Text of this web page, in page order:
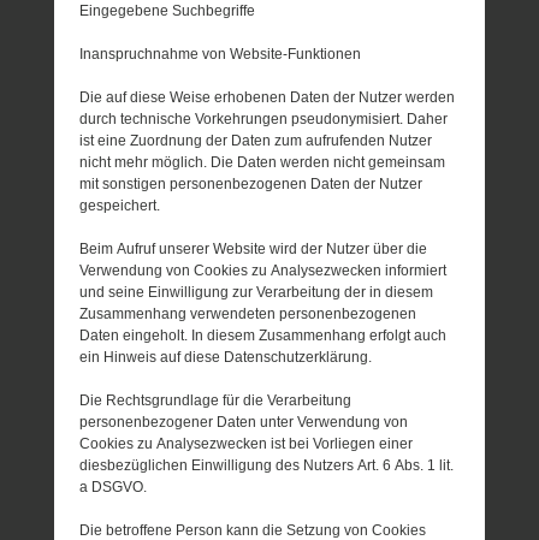
Eingegebene Suchbegriffe
Inanspruchnahme von Website-Funktionen
Die auf diese Weise erhobenen Daten der Nutzer werden
durch technische Vorkehrungen pseudonymisiert. Daher
ist eine Zuordnung der Daten zum aufrufenden Nutzer
nicht mehr möglich. Die Daten werden nicht gemeinsam
mit sonstigen personenbezogenen Daten der Nutzer
gespeichert.
Beim Aufruf unserer Website wird der Nutzer über die
Verwendung von Cookies zu Analysezwecken informiert
und seine Einwilligung zur Verarbeitung der in diesem
Zusammenhang verwendeten personenbezogenen
Daten eingeholt. In diesem Zusammenhang erfolgt auch
ein Hinweis auf diese Datenschutzerklärung.
Die Rechtsgrundlage für die Verarbeitung
personenbezogener Daten unter Verwendung von
Cookies zu Analysezwecken ist bei Vorliegen einer
diesbezüglichen Einwilligung des Nutzers Art. 6 Abs. 1 lit.
a DSGVO.
Die betroffene Person kann die Setzung von Cookies